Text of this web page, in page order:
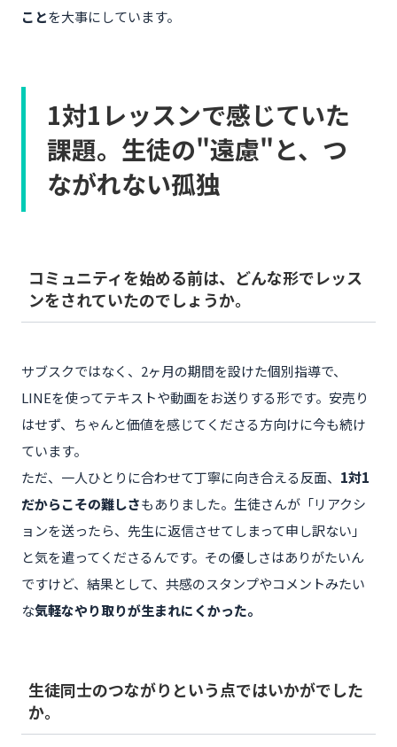
ことを大事にしています。
1対1レッスンで感じていた
課題。生徒の"遠慮"と、つ
ながれない孤独
コミュニティを始める前は、どんな形でレッス
ンをされていたのでしょうか。
サブスクではなく、2ヶ月の期間を設けた個別指導で、
LINEを使ってテキストや動画をお送りする形です。安売り
はせず、ちゃんと価値を感じてくださる方向けに今も続け
ています。
ただ、一人ひとりに合わせて丁寧に向き合える反面、 1対1
だからこその難しさもありました。生徒さんが「リアクシ
ョンを送ったら、先生に返信させてしまって申し訳ない」
と気を遣ってくださるんです。その優しさはありがたいん
ですけど、結果として、共感のスタンプやコメントみたい
な気軽なやり取りが生まれにくかった。
生徒同士のつながりという点ではいかがでした
か。